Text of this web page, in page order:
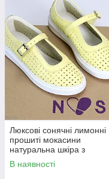
Люксові сонячні лимонні
прошиті мокасини
натуральна шкіра з
перфорацією 39
В наявності